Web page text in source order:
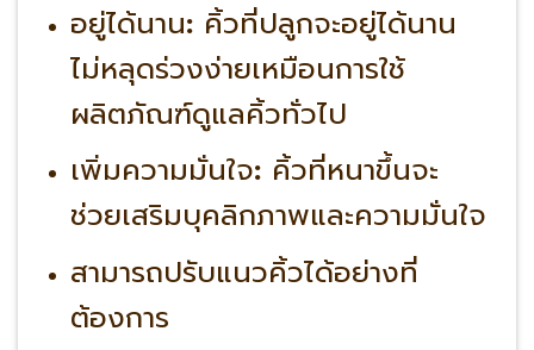
อยู่ได้นาน:คิ้วที่ปลูกจะอยู่ได้นาน
ไม่หลุดร่วงง่ายเหมือนการใช้
ผลิตภัณฑ์ดูแลคิ้วทั่วไป
เพิ่มความมั่นใจ:คิ้วที่หนาขึ้นจะ
ช่วยเสริมบุคลิกภาพและความมั่นใจ
สามารถปรับแนวคิ้วได้อย่างที่
ต้องการ